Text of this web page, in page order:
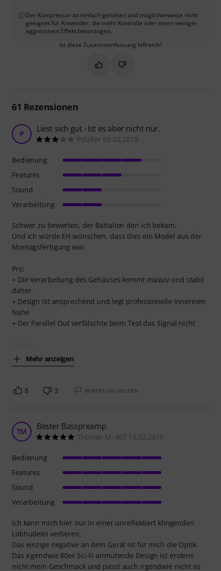
Der Kompressor ist einfach gehalten und möglicherweise nicht
geeignet für Anwender, die mehr Kontrolle oder einen weniger
aggressiven Effekt bevorzugen.
Ist diese Zusammenfassung hilfreich?
Markieren Sie diese
Markieren Sie diese
61 Rezensionen
P Liest sich gut - Ist es aber nicht nur.
Polzifer 09.02.2018
Schwer zu bewerten, der Battalion den ich bekam.
Und ich würde EH wünschen, dass dies ein Model aus der
Montagsfertigung war.
Pro:
+ Die Verarbeitung des Gehäuses kommt massiv und stabil
daher.
+ Design ist ansprechend und legt professionelle Innereien
Nahe
+ Der Parallel Out verfälschte beim Test das Signal nicht
Mehr anzeigen
Bedienung
Features
Sound
Verarbeitung
8 3 BEWERTUNG MELDEN
TM Bester Basspreamp
Thomas M. 407 13.02.2019
Ich kann mich hier nur in einer unreflektiert klingenden
Lobhudelei verlieren.
Das einzige negative an dem Gerät ist für mich die Optik.
Das irgendwie 80er Sci-Fi anmutende Design ist erstens
nicht mein Geschmack und passt auch irgendwie nicht so
Bedienung
Features
Sound
Verarbeitung